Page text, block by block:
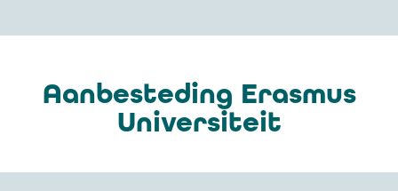
Aanbesteding Erasmus
Universiteit